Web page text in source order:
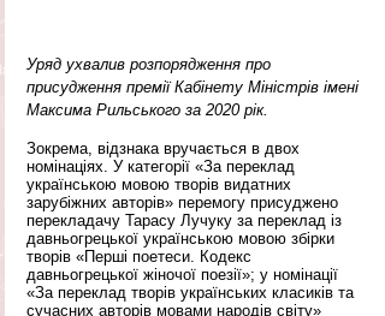
Уряд ухвалив розпорядження про
присудження премії Кабінету Міністрів імені
Максима Рильського за 2020 рік.
Зокрема, відзнака вручається в двох
номінаціях. У категорії «За переклад
українською мовою творів видатних
зарубіжних авторів» перемогу присуджено
перекладачу Тарасу Лучуку за переклад із
давньогрецької українською мовою збірки
творів «Перші поетеси. Кодекс
давньогрецької жіночої поезії»; у номінації
«За переклад творів українських класиків та
сучасних авторів мовами народів світу»